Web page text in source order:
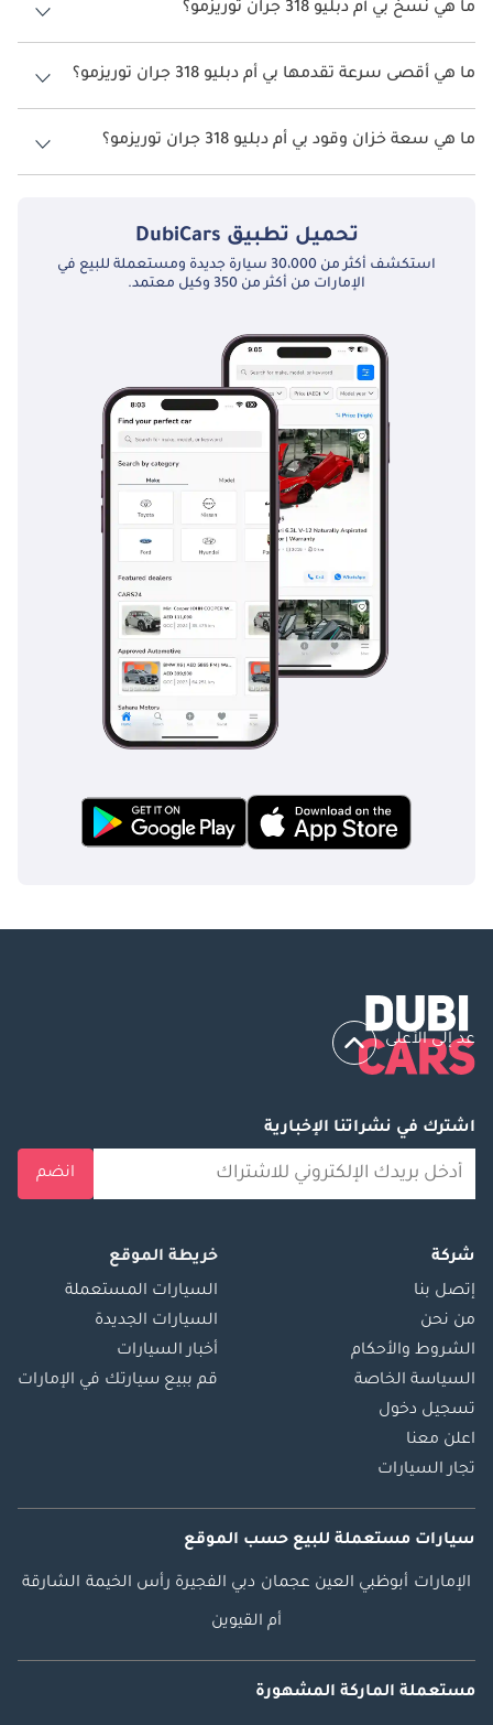
المنافسون
الفاخرة مثل أودي A3 سبورتباك، ومرسيدس-بنز A-Class هاتشباك،
وفولفو V40. يكمن جاذبيتها في الجمع بين الفخامة والمرونة ومتعة
ما هي نسخ بي أم دبليو 318 جران توريزمو؟
نسخ بي أم دبليو 318 جران توريزمو هي .
ما هي أقصى سرعة تقدمها بي أم دبليو 318 جران توريزمو؟
السرعة القصوى بي أم دبليو 318 جران توريزمو هي TBD.
ما هي سعة خزان وقود بي أم دبليو 318 جران توريزمو؟
تبلغ سعة خزان الوقود في بي أم دبليو 318 جران توريزمو TBD.
تحميل تطبيق DubiCars
استكشف أكثر من 30،000 سيارة جديدة ومستعملة للبيع في
الإمارات من أكثر من 350 وكيل معتمد.
عد إلى الأعلى
اشترك في نشراتنا الإخبارية
انضم
شركة
إتصل بنا
من نحن
الشروط والأحكام
السياسة الخاصة
تسجيل دخول
اعلن معنا
تجار السيارات
خريطة الموقع
السيارات المستعملة
السيارات الجديدة
أخبار السيارات
قم ببيع سيارتك في الإمارات
سيارات مستعملة للبيع حسب الموقع
الإمارات أبوظبي العين عجمان دبي الفجيرة رأس الخيمة الشارقة
أم القيوين
مستعملة الماركة المشهورة